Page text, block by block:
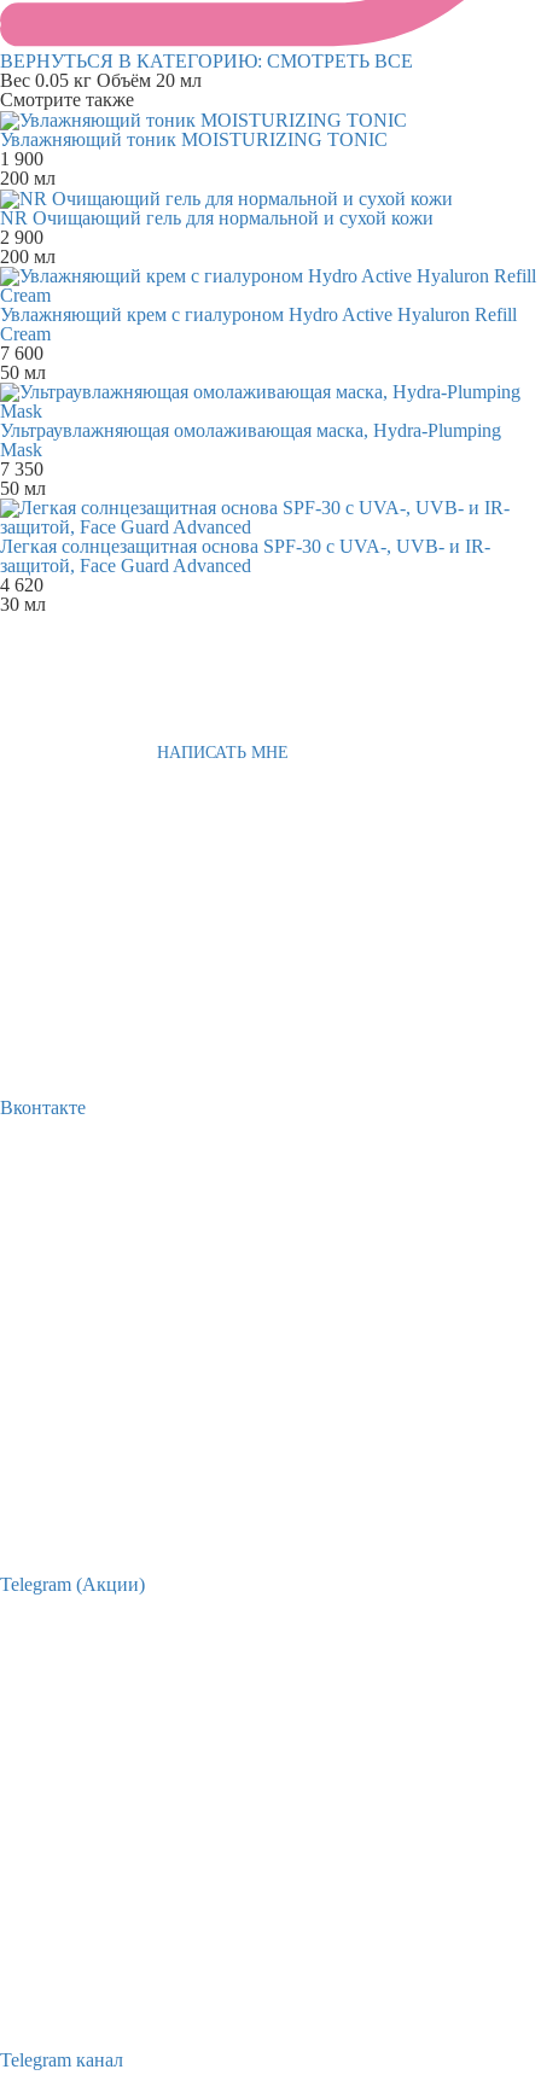
ВЕРНУТЬСЯ В КАТЕГОРИЮ: СМОТРЕТЬ ВСЕ
Вес 0.05 кг Объём 20 мл
Смотрите также
Увлажняющий тоник MOISTURIZING TONIC
1 900
200 мл
NR Очищающий гель для нормальной и сухой кожи
2 900
200 мл
Увлажняющий крем с гиалуроном Hydro Active Hyaluron Refill
Cream
7 600
50 мл
Ультраувлажняющая омолаживающая маска, Hydra-Plumping
Mask
7 350
50 мл
Легкая солнцезащитная основа SPF-30 с UVA-, UVB- и IR-
защитой, Face Guard Advanced
4 620
30 мл
НАПИСАТЬ МНЕ
Вконтакте
Telegram (Акции)
Telegram канал